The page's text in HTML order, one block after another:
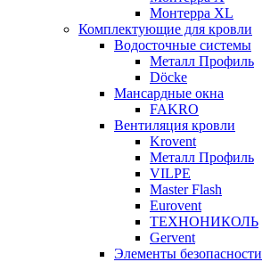
Монтерра XL
Комплектующие для кровли
Водосточные системы
Металл Профиль
Döcke
Мансардные окна
FAKRO
Вентиляция кровли
Krovent
Металл Профиль
VILPE
Master Flash
Eurovent
ТЕХНОНИКОЛЬ
Gervent
Элементы безопасности